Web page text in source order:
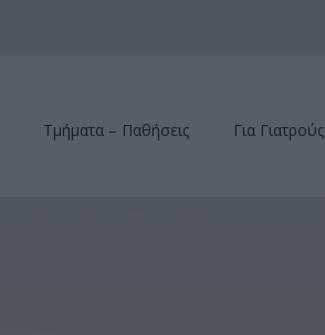
Τμήματα – Παθήσεις Για Γιατρούς